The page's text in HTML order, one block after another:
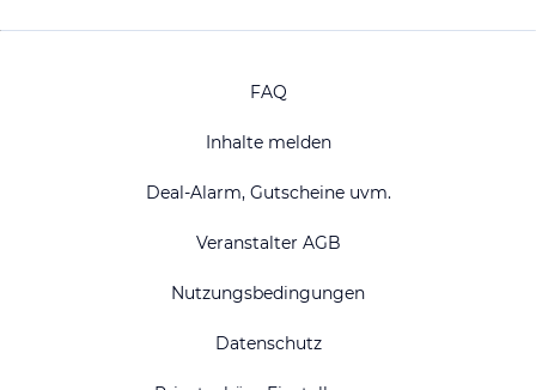
FAQ
Inhalte melden
Deal-Alarm, Gutscheine uvm.
Veranstalter AGB
Nutzungsbedingungen
Datenschutz